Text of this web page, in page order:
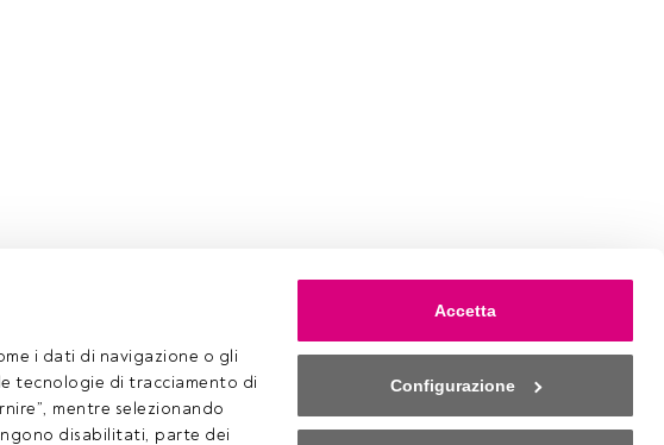
i dati di navigazione o gli
tecnologie di tracciamento di
mentre selezionando
disabilitati, parte dei
Accetta
Configurazione